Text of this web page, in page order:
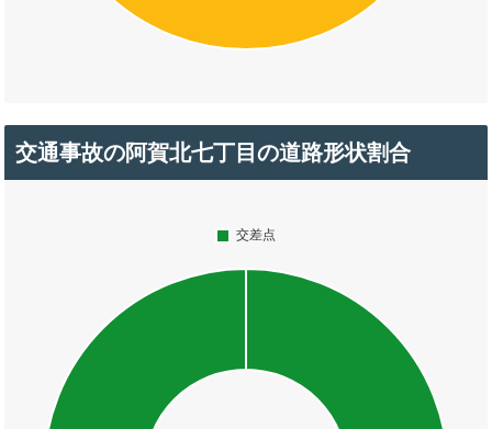
交通事故の阿賀北七丁目の道路形状割合